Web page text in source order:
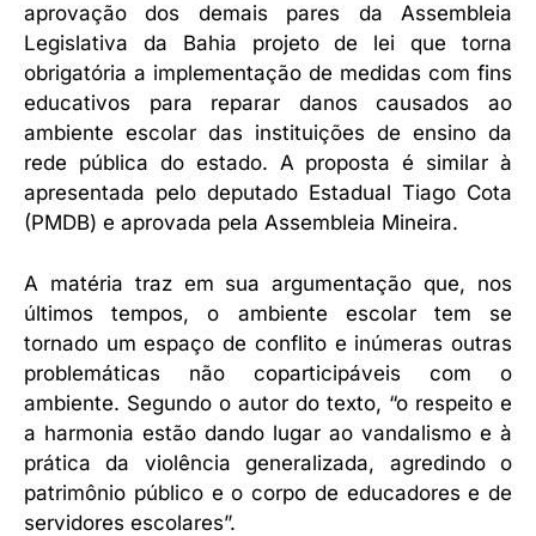
aprovação dos demais pares da Assembleia
Legislativa da Bahia projeto de lei que torna
obrigatória a implementação de medidas com fins
educativos para reparar danos causados ao
ambiente escolar das instituições de ensino da
rede pública do estado. A proposta é similar à
apresentada pelo deputado Estadual Tiago Cota
(PMDB) e aprovada pela Assembleia Mineira.
A matéria traz em sua argumentação que, nos
últimos tempos, o ambiente escolar tem se
tornado um espaço de conflito e inúmeras outras
problemáticas não coparticipáveis com o
ambiente. Segundo o autor do texto, “o respeito e
a harmonia estão dando lugar ao vandalismo e à
prática da violência generalizada, agredindo o
patrimônio público e o corpo de educadores e de
servidores escolares”.